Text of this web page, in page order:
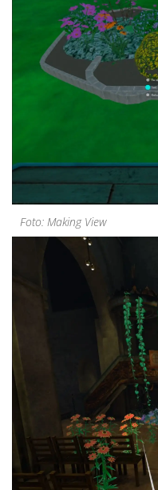
Foto: Making View